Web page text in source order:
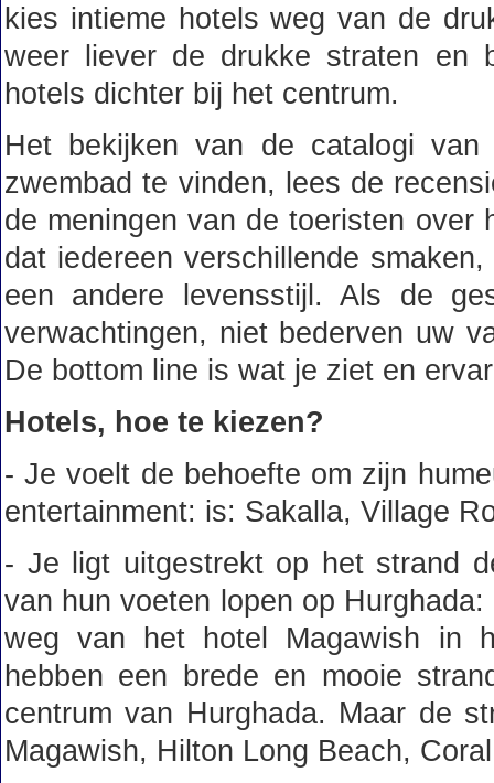
kies intieme hotels weg van de
weer liever de drukke straten en
hotels dichter bij het centrum.
Het bekijken van de catalogi van
zwembad te vinden, lees de
de meningen van de toeristen over
dat iedereen verschillende
een andere levensstijl. Als de
verwachtingen, niet bederven uw
De bottom line is wat je ziet en
Hotels, hoe te kiezen?
- Je voelt de behoefte om zijn
entertainment: is: Sakalla, Village
- Je ligt uitgestrekt op het strand
van hun voeten lopen op
weg van het hotel Magawish in
hebben een brede en mooie
centrum van Hurghada. Maar de
Magawish, Hilton Long Beach,